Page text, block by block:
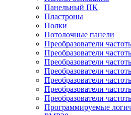
Панельный ПК
Пластроны
Полки
Потолочные панели
Преобразователи
Преобразователи
Преобразователи
Преобразователи
Преобразователи
Преобразователи
Преобразователи
Программируемые